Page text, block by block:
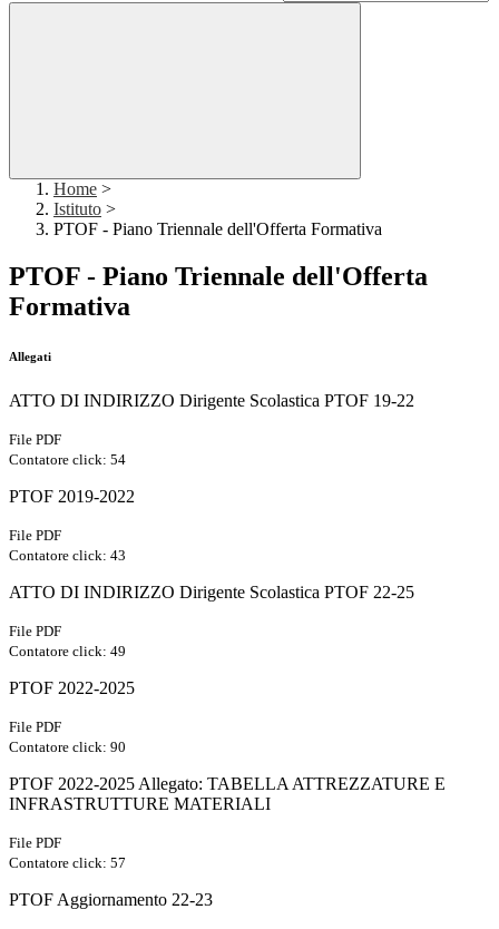
Home >
Istituto >
PTOF - Piano Triennale dell'Offerta Formativa
PTOF - Piano Triennale dell'Offerta
Formativa
Allegati
ATTO DI INDIRIZZO Dirigente Scolastica PTOF 19-22
File PDF
Contatore click: 54
PTOF 2019-2022
File PDF
Contatore click: 43
ATTO DI INDIRIZZO Dirigente Scolastica PTOF 22-25
File PDF
Contatore click: 49
PTOF 2022-2025
File PDF
Contatore click: 90
PTOF 2022-2025 Allegato: TABELLA ATTREZZATURE E
INFRASTRUTTURE MATERIALI
File PDF
Contatore click: 57
PTOF Aggiornamento 22-23